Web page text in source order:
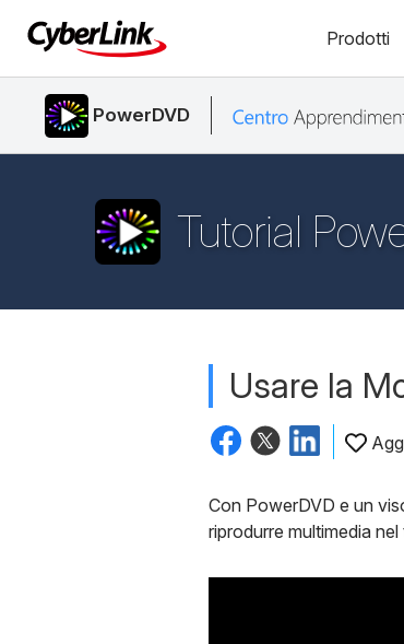
Prodotti
PowerDVD
Tutorial
Usare la
Con PowerDVD e un
riprodurre multimedia